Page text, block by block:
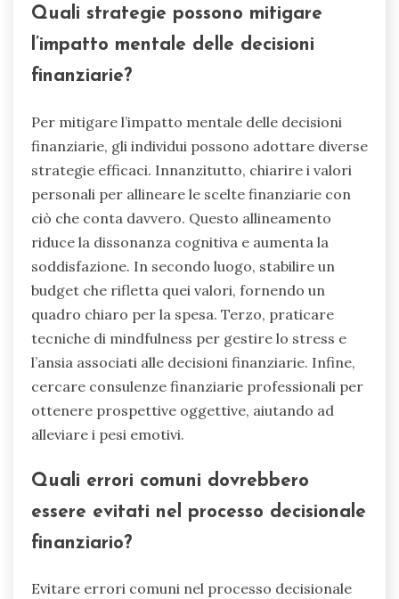
Quali strategie possono mitigare
l’impatto mentale delle decisioni
finanziarie?
Per mitigare l’impatto mentale delle decisioni
finanziarie, gli individui possono adottare diverse
strategie efficaci. Innanzitutto, chiarire i valori
personali per allineare le scelte finanziarie con
ciò che conta davvero. Questo allineamento
riduce la dissonanza cognitiva e aumenta la
soddisfazione. In secondo luogo, stabilire un
budget che rifletta quei valori, fornendo un
quadro chiaro per la spesa. Terzo, praticare
tecniche di mindfulness per gestire lo stress e
l’ansia associati alle decisioni finanziarie. Infine,
cercare consulenze finanziarie professionali per
ottenere prospettive oggettive, aiutando ad
alleviare i pesi emotivi.
Quali errori comuni dovrebbero
essere evitati nel processo decisionale
finanziario?
Evitare errori comuni nel processo decisionale